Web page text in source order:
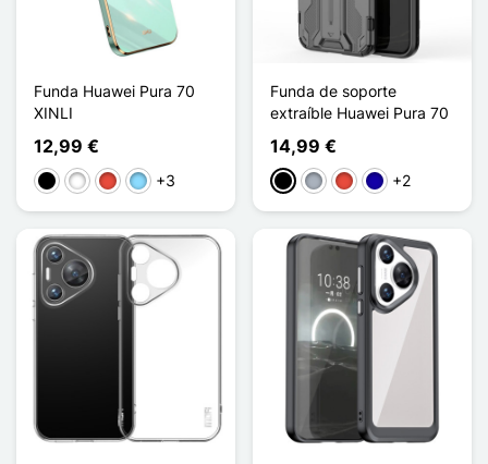
Funda Huawei Pura 70
XINLI
12,99 €
NegroBlancoRojoAzul claro
+3
Funda de soporte
extraíble Huawei Pura 70
14,99 €
NegroGris RojoAzul oscuro
+2